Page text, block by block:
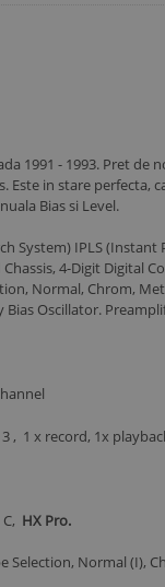
1991 - 1993. Pret de
Este in
Bias si Level.
System) IPLS
4-Digit Digital
Normal, Chrom,
Bias Oscillator.
, 1 x record, 1x
HX Pro.
Selection, Normal (I),